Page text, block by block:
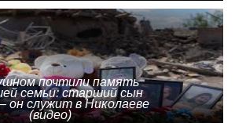
почтили память
семьи: старший сын
он служит в Николаеве
(видео)